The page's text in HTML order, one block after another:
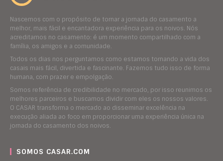
Nascemos com o propósito de tornar a jornada do casamento a
melhor, mais fácil e encantadora experiência para os noivos. Nós
acreditamos no casamento: é um momento compartilhado com a
família, os amigos e a comunidade.
Todos os dias nos perguntamos como estamos tornando a vida dos
casais mais fácil, divertida e fascinante. Fazemos tudo isso de forma
humana, com prazer e empolgação.
Somos referência de credibilidade no mercado, por isso reunimos os
melhores parceiros e buscamos dividir com eles os nossos valores.
O CASAR transforma o mercado ao disseminar excelência na
execução aliada ao foco em proporcionar uma experiência única na
jornada do casamento dos noivos.
SOMOS CASAR.COM